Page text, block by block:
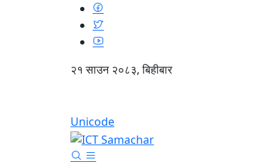
२१ साउन २०८३, बिहीबार
Unicode